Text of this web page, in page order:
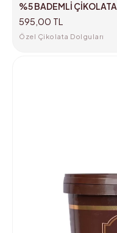
%5 BADEMLİ ÇİKOLATA
595,00 TL
Özel Çikolata Dolguları